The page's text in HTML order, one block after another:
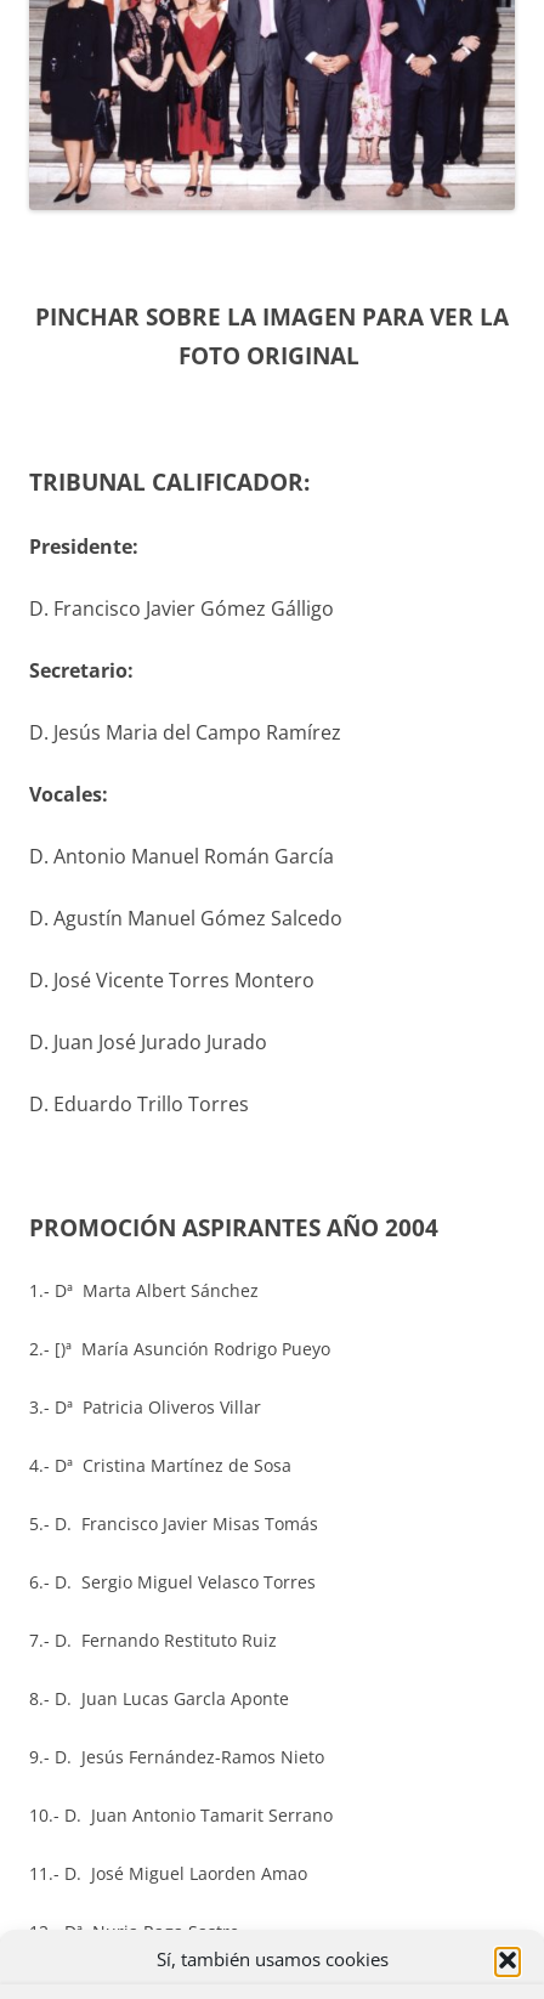
Sí, también usamos cookies
PINCHAR SOBRE LA IMAGEN PARA VER LA
FOTO ORIGINAL
TRIBUNAL CALIFICADOR:
Presidente:
D. Francisco Javier Gómez Gálligo
Secretario:
D. Jesús Maria del Campo Ramírez
Vocales:
D. Antonio Manuel Román García
D. Agustín Manuel Gómez Salcedo
D. José Vicente Torres Montero
D. Juan José Jurado Jurado
D. Eduardo Trillo Torres
PROMOCIÓN ASPIRANTES AÑO 2004
1.- Dª Marta Albert Sánchez
2.- [)ª María Asunción Rodrigo Pueyo
3.- Dª Patricia Oliveros Villar
4.- Dª Cristina Martínez de Sosa
5.- D. Francisco Javier Misas Tomás
6.- D. Sergio Miguel Velasco Torres
7.- D. Fernando Restituto Ruiz
8.- D. Juan Lucas Garcla Aponte
9.- D. Jesús Fernández-Ramos Nieto
10.- D. Juan Antonio Tamarit Serrano
11.- D. José Miguel Laorden Amao
12.- Dª Nuria Raga Sastre